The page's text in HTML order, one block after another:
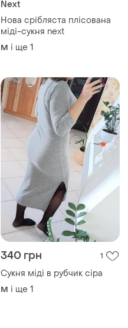
Next
Нова срібляста плісована
міді-сукня next
M і ще 1
340 грн 1
Сукня міді в рубчик сіра
M і ще 1